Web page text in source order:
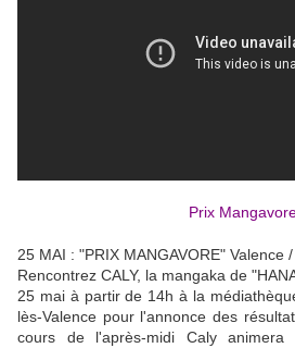
Prix
25 MAI : "PRIX MANGAVORE" Valence
Rencontrez CALY, la mangaka de
25 mai à partir de 14h à la
lès-Valence pour l'annonce des
cours de l'après-midi Caly animera